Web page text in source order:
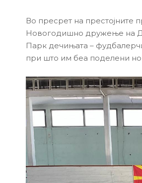
Во пресрет на престојните
Новогодишно дружење на
Парк дечињата –
при што им беа поделени